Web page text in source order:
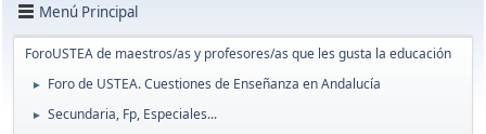
Menú Principal
ForoUSTEA de maestros/as y profesores/as que les gusta la educación
► Foro de USTEA. Cuestiones de Enseñanza en Andalucía
► Secundaria, Fp, Especiales...